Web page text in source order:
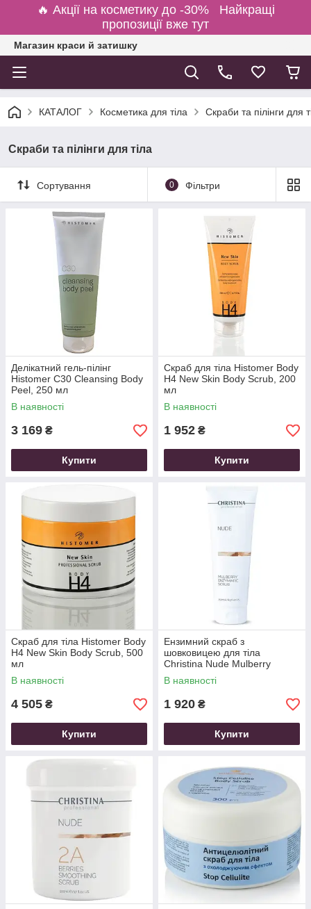
🔥 Акції на косметику до -30% Найкращі
пропозиції вже тут
Магазин краси й затишку
КАТАЛОГ Косметика для тіла Скраби та пілінги для
Скраби та пілінги для тіла
Сортування 0 Фільтри
Делікатний гель-пілінг
Histomer C30 Cleansing Body
Peel, 250 мл
В наявності
3 169 ₴
Купити
Скраб для тіла Histomer Body
H4 New Skin Body Scrub, 200
мл
В наявності
1 952 ₴
Купити
Скраб для тіла Histomer Body
H4 New Skin Body Scrub, 500
мл
В наявності
4 505 ₴
Купити
Ензимний скраб з
шовковицею для тіла
Christina Nude Mulberry
Enzymatic Scrub 250 мл
В наявності
1 920 ₴
Купити